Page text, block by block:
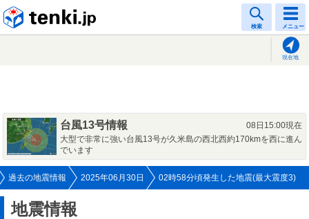
検索 メニュー
現在地
台風13号情報
08日15:00現在
大型で非常に強い台風13号が久米島の西北西約170kmを西に進ん
でいます
過去の地震情報 2025年06月30日 02時58分頃発生した地震(最大震度3)
地震情報